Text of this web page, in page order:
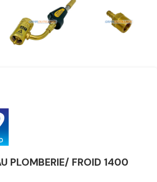
PLOMBERIE/ FROID 1400